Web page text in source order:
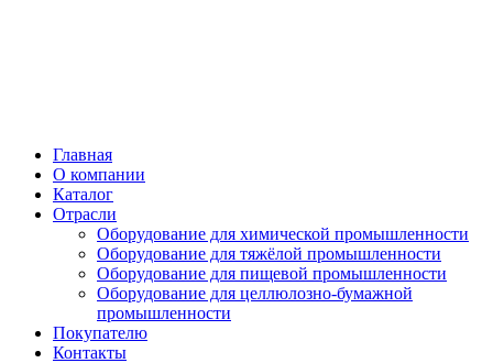
Главная
О компании
Каталог
Отрасли
Оборудование для химической промышленности
Оборудование для тяжёлой промышленности
Оборудование для пищевой промышленности
Оборудование для целлюлозно-бумажной
промышленности
Покупателю
Контакты